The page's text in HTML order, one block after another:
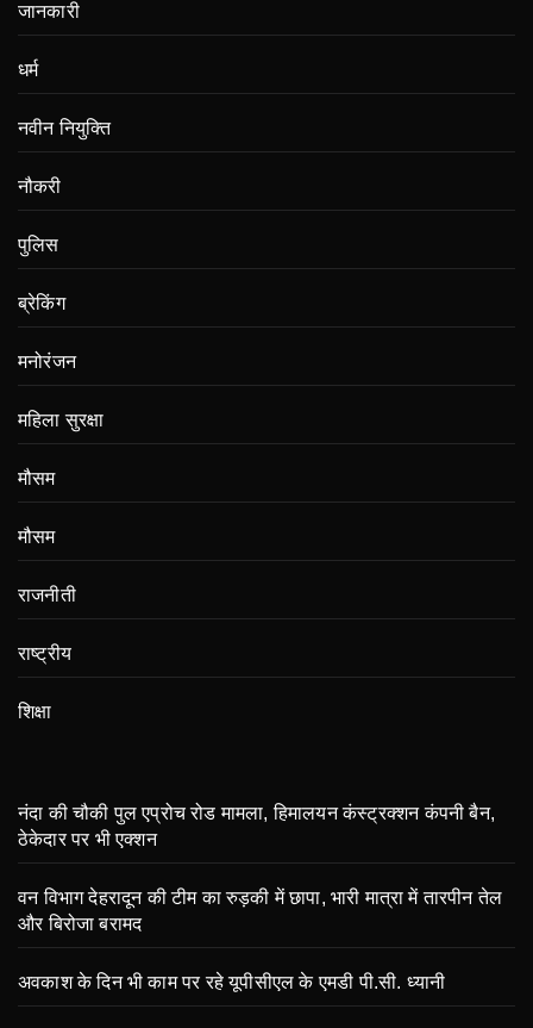
जानकारी
धर्म
नवीन नियुक्ति
नौकरी
पुलिस
ब्रेकिंग
मनोरंजन
महिला सुरक्षा
मौसम
मौसम
राजनीती
राष्ट्रीय
शिक्षा
नंदा की चौकी पुल एप्रोच रोड मामला, हिमालयन कंस्ट्रक्शन कंपनी बैन,
ठेकेदार पर भी एक्शन
वन विभाग देहरादून की टीम का रुड़की में छापा, भारी मात्रा में तारपीन तेल
और बिरोजा बरामद
अवकाश के दिन भी काम पर रहे यूपीसीएल के एमडी पी.सी. ध्यानी